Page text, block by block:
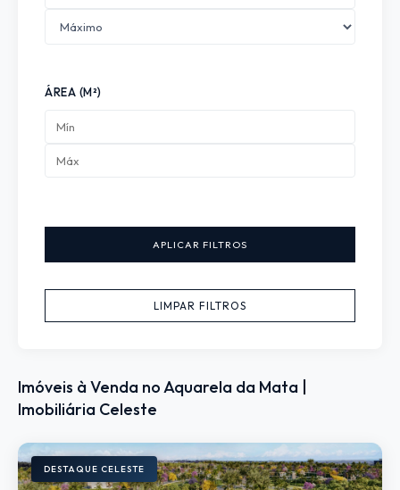
ÁREA (M²)
APLICAR FILTROS
LIMPAR FILTROS
Imóveis à Venda no Aquarela da Mata |
Imobiliária Celeste
DESTAQUE CELESTE